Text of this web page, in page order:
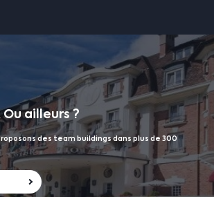
Ou ailleurs ?
des team buildings dans plus de 300